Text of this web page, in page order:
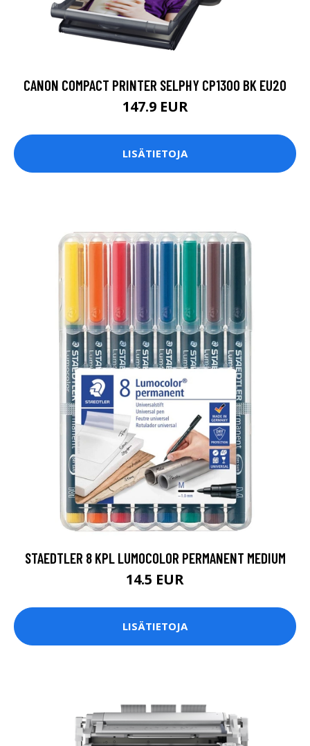
CANON COMPACT PRINTER SELPHY CP1300 BK EU20
147.9 EUR
LISÄTIETOJA
STAEDTLER 8 KPL LUMOCOLOR PERMANENT MEDIUM
14.5 EUR
LISÄTIETOJA